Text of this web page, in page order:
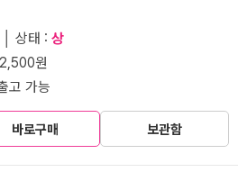
상태 : 상
원
고 가능
바로구매 보관함